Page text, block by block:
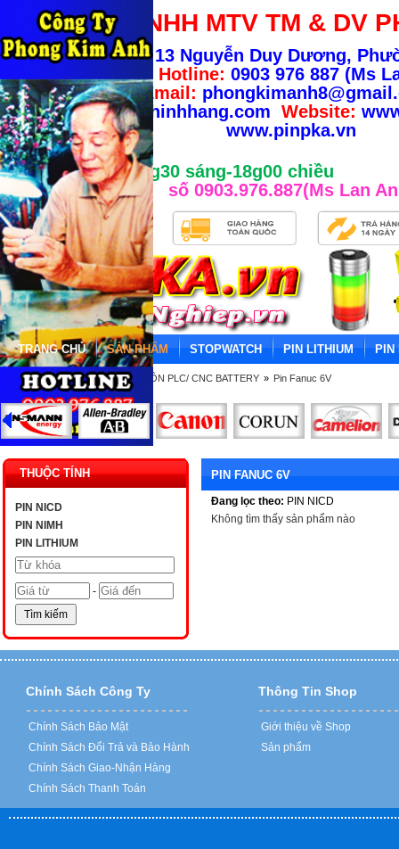
CÔNG TY TNHH MTV TM & DV
Địa chỉ: 13 Nguyễn Duy Dương,
Hotline: 0903 976 887 (Ms
Email:
info@banhangchinhhang.com Website:
www.pinpka.vn
Giờ làm việc từ 8g30 sáng-18g00 chiều
số 0903.976.887(Ms Lan
TRANG CHỦ SẢN PHẨM STOPWATCH PIN LITHIUM PIN
Trang chủ » PIN NUÔI NGUỒN PLC/ CNC BATTERY » Pin Fanuc 6V
THUỘC TÍNH
PIN NICD
PIN NIMH
PIN LITHIUM
-
PIN FANUC 6V
Đang lọc theo: PIN NICD
Không tìm thấy sản phẩm nào
Chính Sách Công Ty
Chính Sách Bảo Mật
Chính Sách Đổi Trả và Bảo Hành
Chính Sách Giao-Nhận Hàng
Chính Sách Thanh Toán
Thông Tin Shop
Giới thiệu về Shop
Sản phẩm